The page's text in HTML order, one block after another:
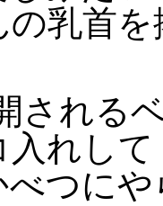
の乳首
される
入れし
つに